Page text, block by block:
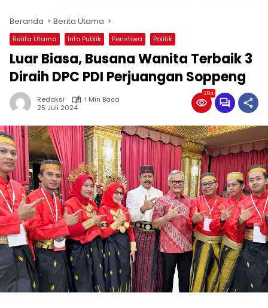
Beranda Berita Utama
Berita Utama Info Publik Peristiwa Politik
Luar Biasa, Busana Wanita Terbaik 3
Diraih DPC PDI Perjuangan Soppeng
Redaksi
1 Min Baca
25 Juli 2024
284